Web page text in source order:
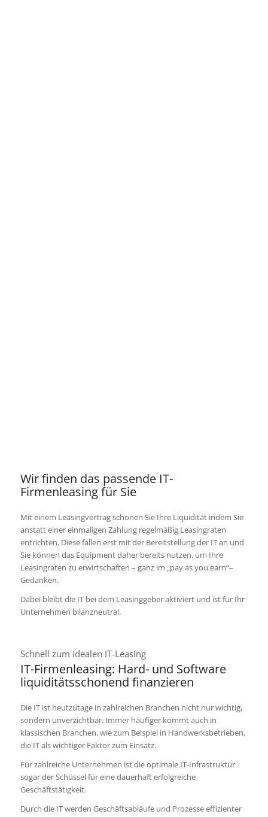
Wir finden das passende IT-
Firmenleasing für Sie
Mit einem Leasing­vertrag schonen Sie Ihre Liquidität indem Sie
anstatt einer ein­maligen Zahlung regelmäßig Leasingraten
entrichten. Diese fallen erst mit der Bereitstellung der IT an und
Sie können das Equip­ment daher bereits nutzen, um Ihre
Leasingraten zu erwirtschaften – ganz im „pay as you earn“–
Gedanken.
Dabei bleibt die IT bei dem Leasinggeber aktiviert und ist für Ihr
Unternehmen bilanzneutral.
Schnell zum idealen IT-Leasing
IT-Firmenleasing: Hard- und Software
liquiditätsschonend finanzieren
Die IT ist heutzutage in zahlreichen Branchen nicht nur wichtig,
sondern unverzichtbar. Immer häufiger kommt auch in
klassischen Branchen, wie zum Beispiel in Handwerksbetrieben,
die IT als wichtiger Faktor zum Einsatz.
Für zahlreiche Unternehmen ist die optimale IT-Infrastruktur
sogar der Schüssel für eine dauerhaft erfolgreiche
Geschäftstätigkeit.
Durch die IT werden Geschäftsabläufe und Prozesse effizienter